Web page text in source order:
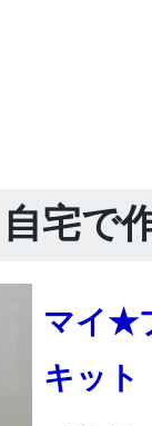
宅で
マイ★
キット